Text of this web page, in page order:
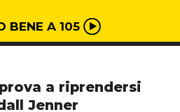
BENE A 105
a riprendersi
Jenner